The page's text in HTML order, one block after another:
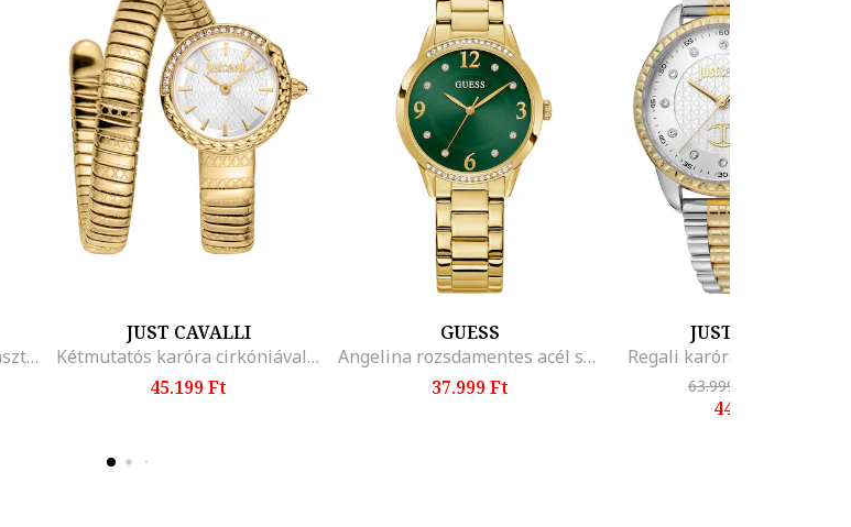
Analóg bőrszíjas karóra, Pasztellkék
JUST CAVALLI
Kétmutatós karóra cirkóniával, Aranyszín
45.199 Ft
GUESS
Angelina rozsdamentes acél szíjas kerek karóra kristályos díszítéssel, Aranyszín
37.999 Ft
JUST CAVALLI
Regali karóra és karkötő
63.999 Ft
44.099 Ft